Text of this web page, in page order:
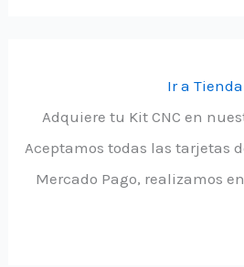
Ir a Tienda
Adquiere tu Kit CNC en
Aceptamos todas las tarjetas
Mercado Pago, realizamos